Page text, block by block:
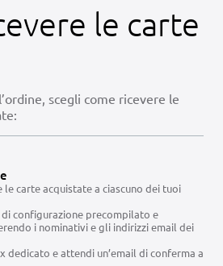
le carte
scegli come ricevere le
le carte acquistate a ciascuno dei tuoi
di configurazione precompilato e
i nominativi e gli indirizzi email dei
dedicato e attendi un’email di conferma a